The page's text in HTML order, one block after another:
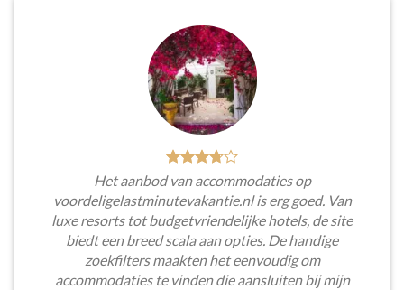
Het aanbod van accommodaties op
voordeligelastminutevakantie.nl is erg goed. Van
luxe resorts tot budgetvriendelijke hotels, de site
biedt een breed scala aan opties. De handige
zoekfilters maakten het eenvoudig om
accommodaties te vinden die aansluiten bij mijn